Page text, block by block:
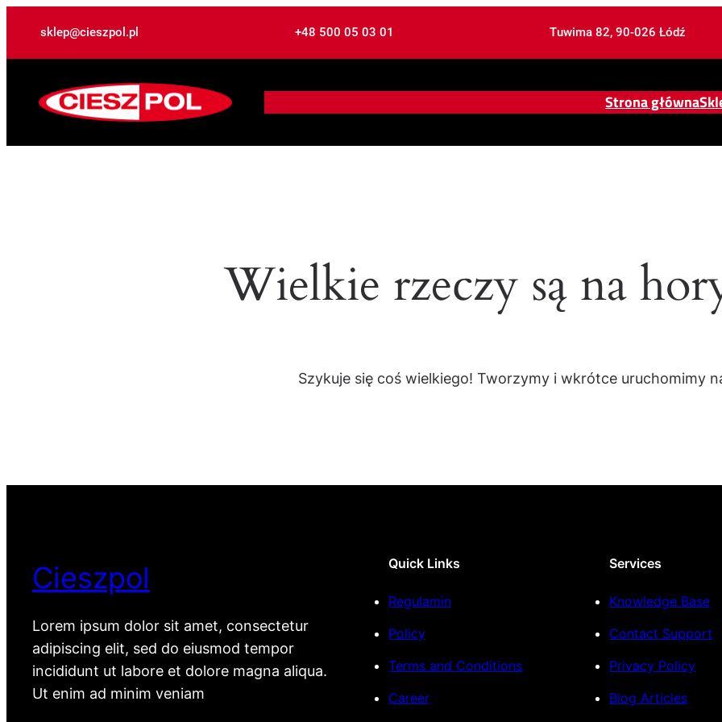
sklep@cieszpol.pl +48 500 05 03 01 Tuwima 82, 90-026 Łódź
Strona główna
Wielkie rzeczy są na
Szykuje się coś wielkiego! Tworzymy i wkrótce uruchomimy
Cieszpol
Lorem ipsum dolor sit amet, consectetur
adipiscing elit, sed do eiusmod tempor
incididunt ut labore et dolore magna aliqua.
Ut enim ad minim veniam
Quick Links
Regulamin
Policy
Terms and Conditions
Career
Services
Knowledge Base
Contact Support
Privacy Policy
Blog Articles